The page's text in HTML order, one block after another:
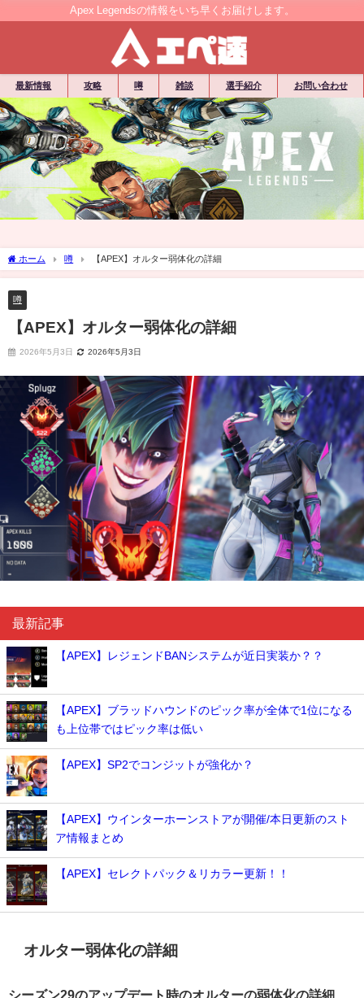
Apex Legendsの情報をいち早くお届けします。
最新情報 攻略 噂 雑談 選手紹介 お問い合わせ
ホーム 噂 【APEX】オルター弱体化の詳細
噂
【APEX】オルター弱体化の詳細
2026年5月3日 2026年5月3日
最新記事
【APEX】レジェンドBANシステムが近日実装か？？
【APEX】ブラッドハウンドのピック率が全体で1位になる
も上位帯ではピック率は低い
【APEX】SP2でコンジットが強化か？
【APEX】ウインターホーンストアが開催/本日更新のスト
ア情報まとめ
【APEX】セレクトパック＆リカラー更新！！
オルター弱体化の詳細
シーズン29のアップデート時のオルターの弱体化の詳細